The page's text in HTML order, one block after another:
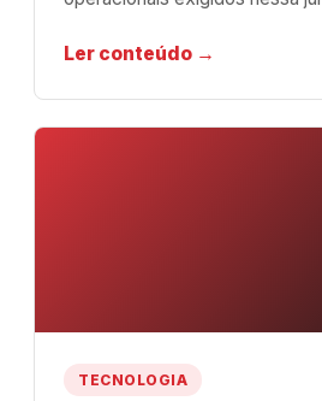
Ler conteúdo →
TECNOLOGIA